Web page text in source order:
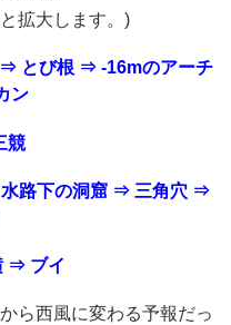
拡大します。)
とび根 ⇒ -16mのアーチ
ン
競
路下の洞窟 ⇒ 三角穴 ⇒
⇒ ブイ
ら西風に変わる予報だっ